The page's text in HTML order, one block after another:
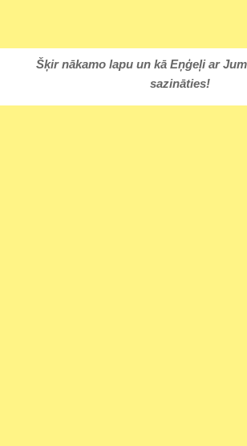
Šķir nākamo lapu un kā Eņģeļi ar
sazināties!